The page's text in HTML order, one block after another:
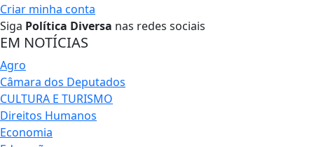
Criar minha conta
Siga Política Diversa nas redes sociais
EM NOTÍCIAS
Agro
Câmara dos Deputados
CULTURA E TURISMO
Direitos Humanos
Economia